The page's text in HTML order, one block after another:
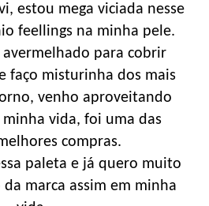
estou mega viciada nesse
feellings na minha pele.
para cobrir
faço misturinha dos mais
venho aproveitando
vida, foi uma das
compras.
paleta e já quero muito
marca assim em minha